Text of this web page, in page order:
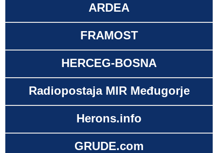
ARDEA
FRAMOST
HERCEG-BOSNA
Radiopostaja MIR Međugorje
Herons.info
GRUDE.com